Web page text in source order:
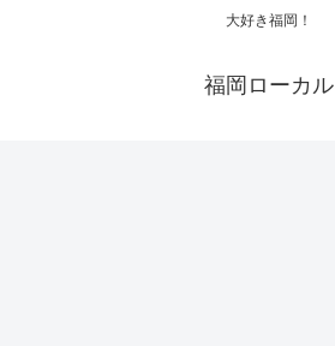
大好き福岡！
福岡ローカル